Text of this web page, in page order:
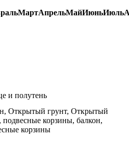
МартАпрельМайИюньИюль
и полутень
Открытый грунт, Открытый
подвесные корзины, балкон,
корзины